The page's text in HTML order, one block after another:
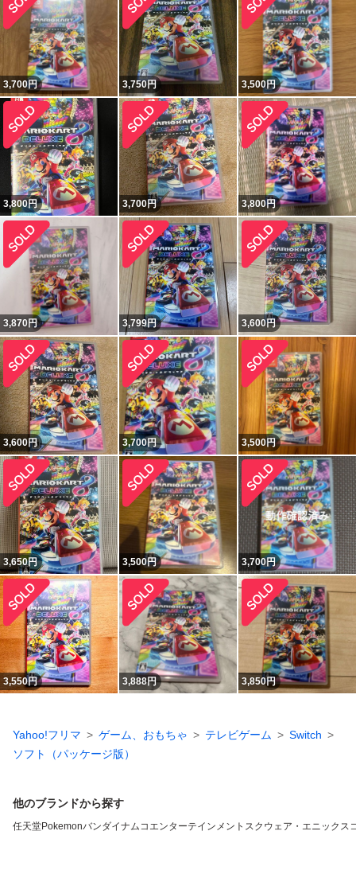
3,700円 3,750円 3,500円
3,800円 3,700円 3,800円
3,870円 3,799円 3,600円
3,600円 3,700円 3,500円
3,650円 3,500円 3,700円
3,550円 3,888円 3,850円
Yahoo!フリマ ゲーム、おもちゃ テレビゲーム
Switch
ソフト（パッケージ版）
他のブランドから探す
任天堂Pokemonバンダイナムコエンターテインメント スクウェア・エニックス